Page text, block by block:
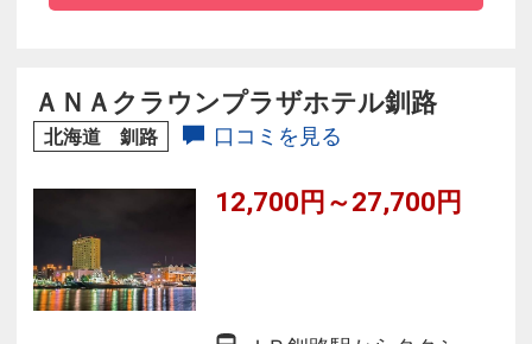
ＡＮＡクラウンプラザホテル釧路
北海道 釧路 口コミを見る
12,700円～27,700円